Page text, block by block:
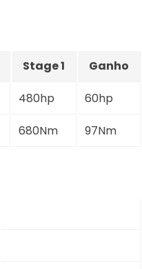
Stage 1 Ganho
480hp 60hp
680Nm 97Nm